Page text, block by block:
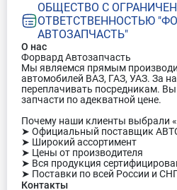
ОБЩЕСТВО С
ОТВЕТСТВЕННОСТЬЮ
АВТОЗАПЧАСТЬ"
О нас
Форвард Автозапчасть
Мы являемся прямым
автомобилей ВАЗ, ГАЗ, УАЗ. За
переплачивать посредникам.
запчасти по адекватной цене.
Почему наши клиенты выбрали
➤ Официальный поставщик
➤ Широкий ассортимент
➤ Цены от производителя
➤ Вся продукция
➤ Поставки по всей России и
Контакты